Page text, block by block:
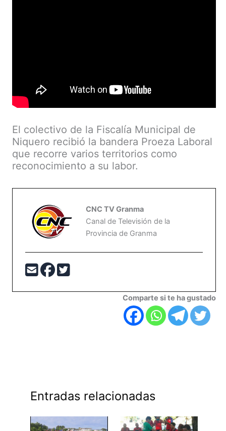
El colectivo de la Fiscalía Municipal de
Niquero recibió la bandera Proeza Laboral
que recorre varios territorios como
reconocimiento a su labor.
CNC TV Granma
Canal de Televisión de la
Provincia de Granma
Comparte si te ha gustado
Entradas relacionadas